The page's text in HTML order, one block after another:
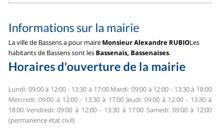
Informations sur la mairie
La ville de Bassens a pour maire Monsieur Alexandre RUBIOLes
habitants de Bassens sont les Bassenais, Bassenaises.
Horaires d'ouverture de la mairie
Lundi: 09:00 à 12:00 - 13:30 à 17:00Mardi: 09:00 à 12:00 - 13:30 à 18:00
Mercredi: 09:00 à 12:00 - 13:30 à 17:00Jeudi: 09:00 à 12:00 - 13:30 à
18:00 Vendredi: 09:00 à 12:00 - 13:30 à 17:00 Samedi: 09:00 à 12:00
(permanence état civil)